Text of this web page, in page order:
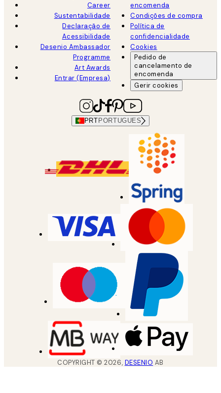
Career
Sustentabilidade
Declaração de
Acessibilidade
Desenio Ambassador
Programme
Art Awards
Entrar (Empresa)
encomenda
Condições de compra
Política de
confidencialidade
Cookies
Pedido de
cancelamento de
encomenda
Gerir cookies
PRT PORTUGUES
COPYRIGHT ©2026, DESENIO AB